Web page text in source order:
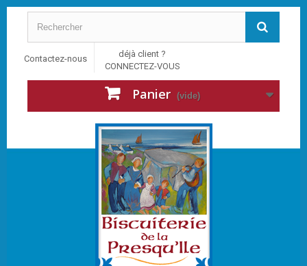
Contactez-nous
déjà client ?
CONNECTEZ-VOUS
Panier (vide)